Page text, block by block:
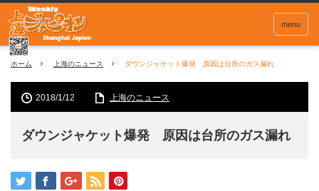
menu
ホーム 上海のニュース ダウンジャケット爆発 原因は台所のガス漏れ
2018/1/12 上海のニュース
ダウンジャケット爆発 原因は台所のガス漏れ